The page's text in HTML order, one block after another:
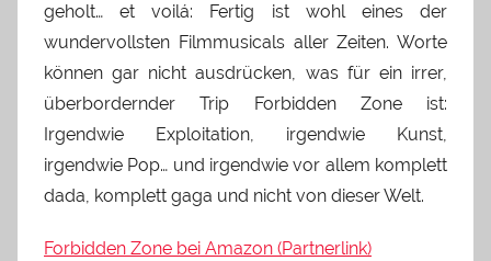
geholt… et voilá: Fertig ist wohl eines der
wundervollsten Filmmusicals aller Zeiten. Worte
können gar nicht ausdrücken, was für ein irrer,
überbordernder Trip Forbidden Zone ist:
Irgendwie Exploitation, irgendwie Kunst,
irgendwie Pop… und irgendwie vor allem komplett
dada, komplett gaga und nicht von dieser Welt.
Forbidden Zone bei Amazon (Partnerlink)